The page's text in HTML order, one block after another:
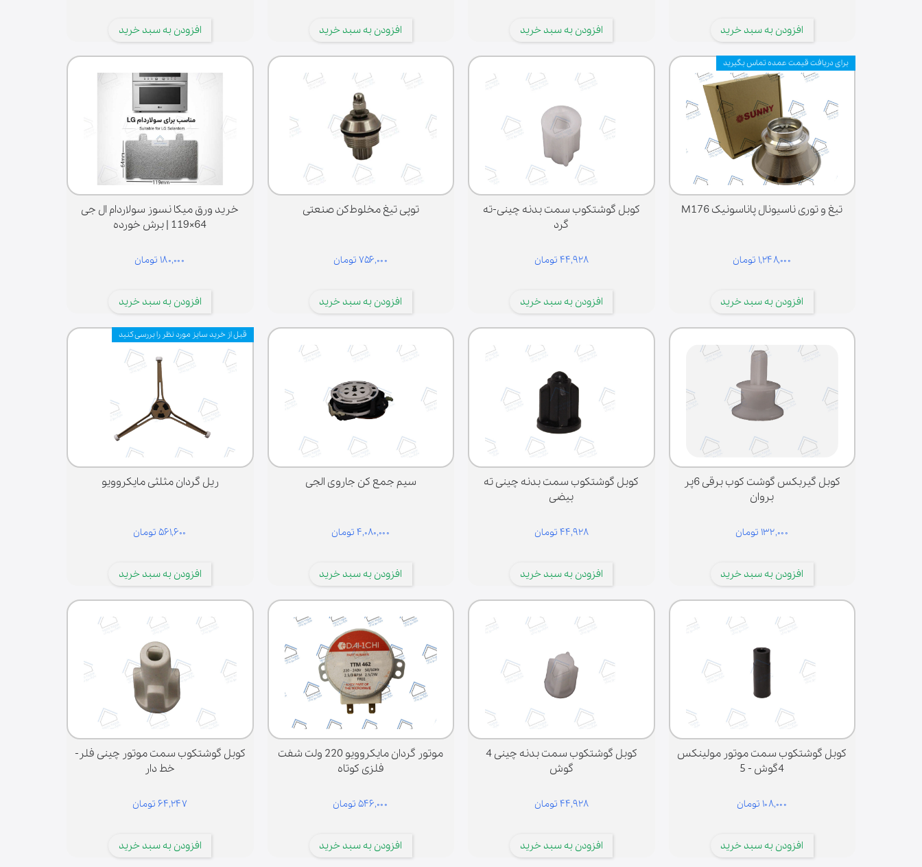
افزودن به سبد خرید افزودن به سبد خرید افزودن به سبد خرید افزودن به سبد خرید
تیغ و توری ناسیونال پاناسونیک M176
۱,۲۴۸,۰۰۰ تومان
افزودن به سبد خرید
برای دریافت قیمت عمده تماس بگیرید
کوبل گوشتکوب سمت بدنه چینی-ته
گرد
۴۴,۹۲۸ تومان
افزودن به سبد خرید
توپی تیغ مخلوط‌کن صنعتی
۷۵۶,۰۰۰ تومان
افزودن به سبد خرید
خرید ورق میکا نسوز سولاردام ال جی
64×119 | برش خورده
۱۸۰,۰۰۰ تومان
افزودن به سبد خرید
کوبل گیربکس گوشت کوب برقی 6پر
بروان
۱۳۲,۰۰۰ تومان
افزودن به سبد خرید
کوبل گوشتکوب سمت بدنه چینی ته
بیضی
۴۴,۹۲۸ تومان
افزودن به سبد خرید
سیم جمع کن جاروی الجی
۴,۰۸۰,۰۰۰ تومان
افزودن به سبد خرید
ریل گردان مثلثی مایکروویو
۵۶۱,۶۰۰ تومان
افزودن به سبد خرید
قبل از خرید سایز مورد نظر را بررسی کنید
کوبل گوشتکوب سمت موتور مولینکس
4گوش - 5
۱۰۸,۰۰۰ تومان
افزودن به سبد خرید
کوبل گوشتکوب سمت بدنه چینی 4
گوش
۴۴,۹۲۸ تومان
افزودن به سبد خرید
موتور گردان مایکروویو 220 ولت شفت
فلزی کوتاه
۵۴۶,۰۰۰ تومان
افزودن به سبد خرید
کوبل گوشتکوب سمت موتور چینی فلر-
خط دار
۶۴,۲۴۷ تومان
افزودن به سبد خرید